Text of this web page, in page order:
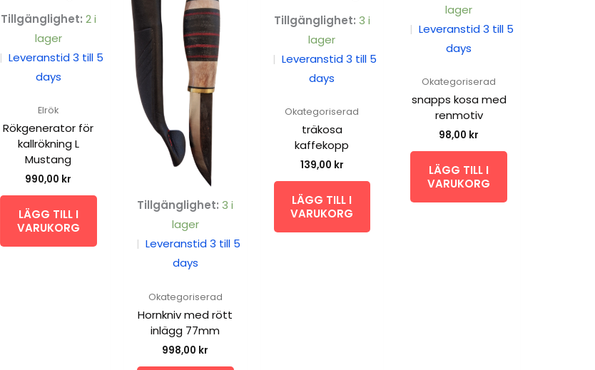
Tillgänglighet: 2 i
lager
| Leveranstid 3 till 5
days
Elrök
Rökgenerator för
kallrökning L
Mustang
990,00 kr
LÄGG TILL I
VARUKORG
Tillgänglighet: 3 i
lager
| Leveranstid 3 till 5
days
Okategoriserad
Hornkniv med rött
inlägg 77mm
998,00 kr
Tillgänglighet: 3 i
lager
| Leveranstid 3 till 5
days
Okategoriserad
träkosa
kaffekopp
139,00 kr
LÄGG TILL I
VARUKORG
lager
| Leveranstid 3 till 5
days
Okategoriserad
snapps kosa med
renmotiv
98,00 kr
LÄGG TILL I
VARUKORG